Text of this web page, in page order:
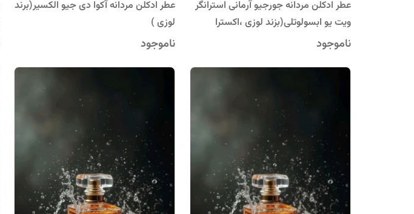
عطر ادکلن مردانه جورجیو آرمانی استرانگر
ویت یو ابسولوتلی(بزند لوزی ،اکسترا
پرفیوم)
ناموجود
عطر ادکلن مردانه آکوا دی جیو الکسیر(برند
لوزی )
ناموجود